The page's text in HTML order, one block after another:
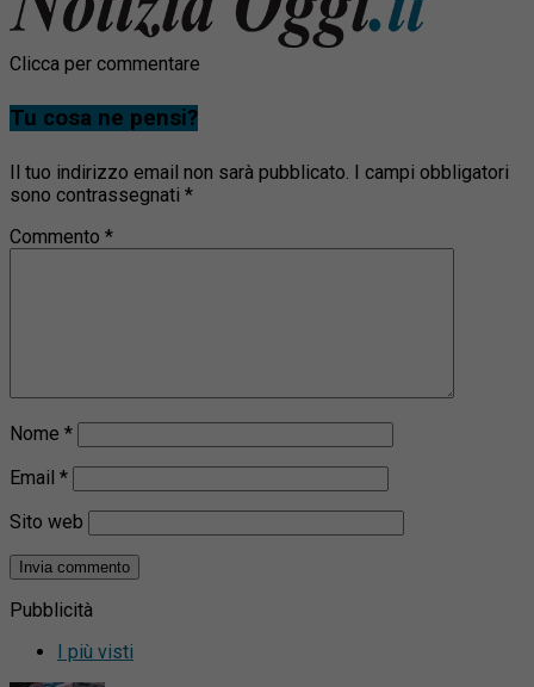
Clicca per commentare
Tu cosa ne pensi?
Il tuo indirizzo email non sarà pubblicato.
I campi obbligatori
sono contrassegnati *
Commento *
Nome *
Email *
Sito web
Pubblicità
I più visti